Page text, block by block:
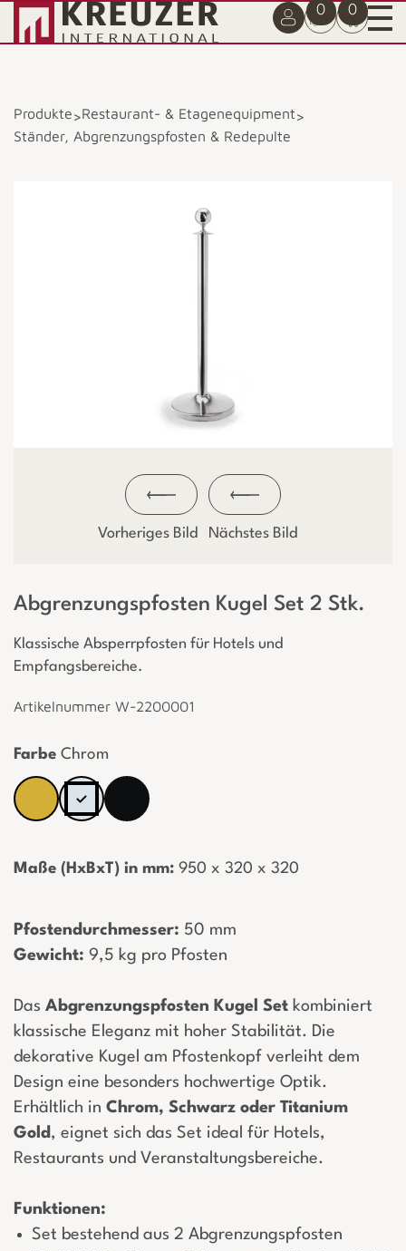
0 0
Produkte>Restaurant- & Etagenequipment>
Ständer, Abgrenzungspfosten & Redepulte
Vorheriges Bild Nächstes Bild
Abgrenzungspfosten Kugel Set 2 Stk.
Klassische Absperrpfosten für Hotels und
Empfangsbereiche.
Artikelnummer W-2200001
Farbe Chrom
Maße (HxBxT) in mm: ­ 950 x 320 x 320
Pfostendurchmesser: 50 mm
Gewicht: 9,5 kg pro Pfosten
Das Abgrenzungspfosten Kugel Set kombiniert
klassische Eleganz mit hoher Stabilität. Die
dekorative Kugel am Pfostenkopf verleiht dem
Design eine besonders hochwertige Optik.
Erhältlich in Chrom, Schwarz oder Titanium
Gold , eignet sich das Set ideal für Hotels,
Restaurants und Veranstaltungsbereiche.
Funktionen:
Set bestehend aus 2 Abgrenzungspfosten